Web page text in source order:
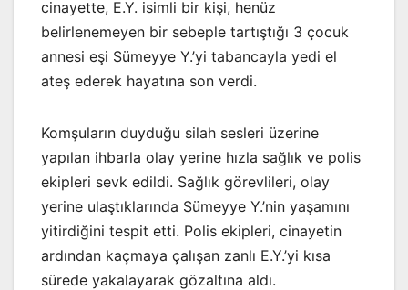
cinayette, E.Y. isimli bir kişi, henüz
belirlenemeyen bir sebeple tartıştığı 3 çocuk
annesi eşi Sümeyye Y.’yi tabancayla yedi el
ateş ederek hayatına son verdi.
Komşuların duyduğu silah sesleri üzerine
yapılan ihbarla olay yerine hızla sağlık ve polis
ekipleri sevk edildi. Sağlık görevlileri, olay
yerine ulaştıklarında Sümeyye Y.’nin yaşamını
yitirdiğini tespit etti. Polis ekipleri, cinayetin
ardından kaçmaya çalışan zanlı E.Y.’yi kısa
sürede yakalayarak gözaltına aldı.